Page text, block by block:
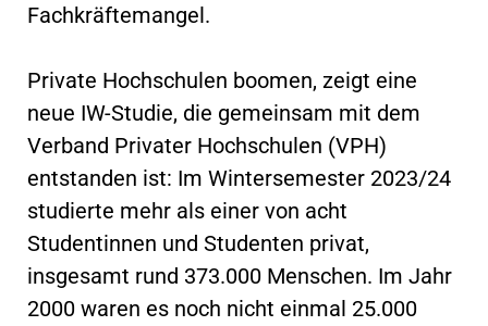
Fachkräftemangel.
Private Hochschulen boomen, zeigt eine
neue IW-Studie, die gemeinsam mit dem
Verband Privater Hochschulen (VPH)
entstanden ist: Im Wintersemester 2023/24
studierte mehr als einer von acht
Studentinnen und Studenten privat,
insgesamt rund 373.000 Menschen. Im Jahr
2000 waren es noch nicht einmal 25.000